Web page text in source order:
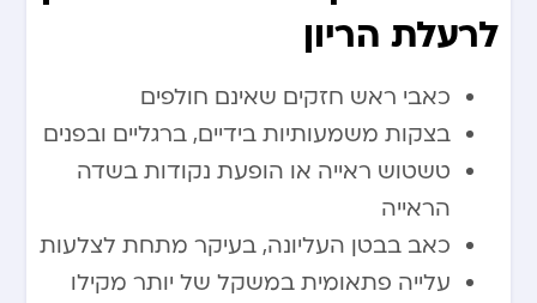
לרעלת הריון
כאבי ראש חזקים שאינם חולפים
בצקות משמעותיות בידיים, ברגליים ובפנים
טשטוש ראייה או הופעת נקודות בשדה
הראייה
כאב בבטן העליונה, בעיקר מתחת לצלעות
עלייה פתאומית במשקל של יותר מקילו